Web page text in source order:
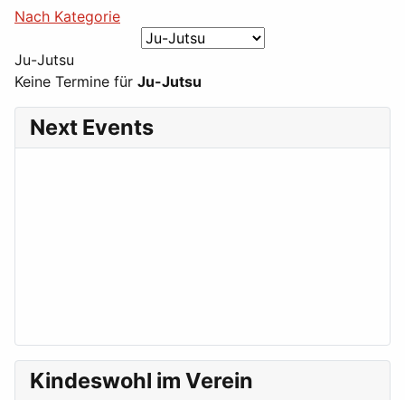
Nach Kategorie
Eine Kategorie auswählen um die
Ju-Jutsu
Keine Termine für Ju-Jutsu
Next Events
Kindeswohl im Verein